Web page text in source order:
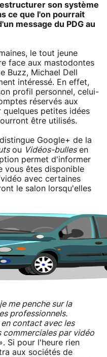
son système
ce que l'on pourrait
message du PDG au
le tout jeune
face aux mastodontes
Buzz, Michael Dell
intéressé. En effet,
profil personnel, celui-
réservés aux
quelques petites idées
être utilisés.
Google+ de la
ou Vidéos-bullesen
permet d'informer
vous êtes disponible
avec certaines
le salon lorsqu'elles
je me penche sur la
professionnels.
contact avec les
commerciales par vidéo
Si pour l'heure rien
aux sociétés de